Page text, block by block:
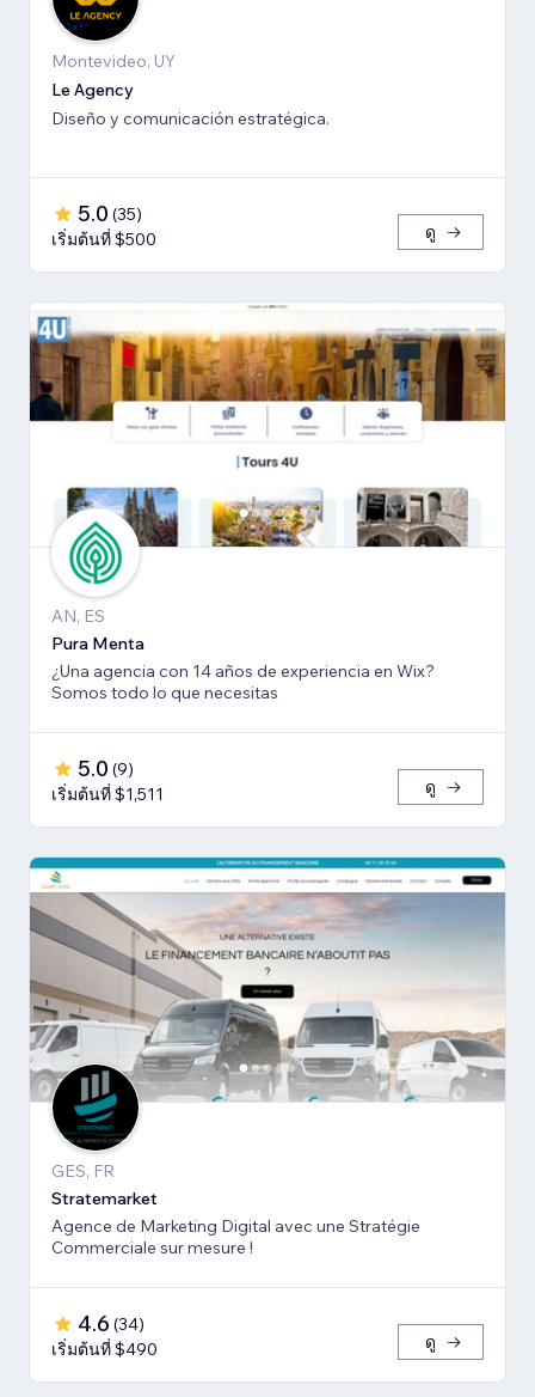
Montevideo, UY
Le Agency
Diseño y comunicación estratégica.
5.0 (35)
เริ่มต้นที่ $500
ดู
AN, ES
Pura Menta
¿Una agencia con 14 años de experiencia en Wix?
Somos todo lo que necesitas
5.0 (9)
เริ่มต้นที่ $1,511
ดู
GES, FR
Stratemarket
Agence de Marketing Digital avec une Stratégie
Commerciale sur mesure !
4.6 (34)
เริ่มต้นที่ $490
ดู